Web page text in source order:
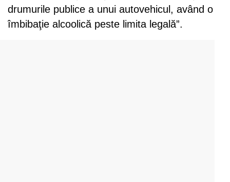
drumurile publice a unui autovehicul, având o
îmbibaţie alcoolică peste limita legală”.